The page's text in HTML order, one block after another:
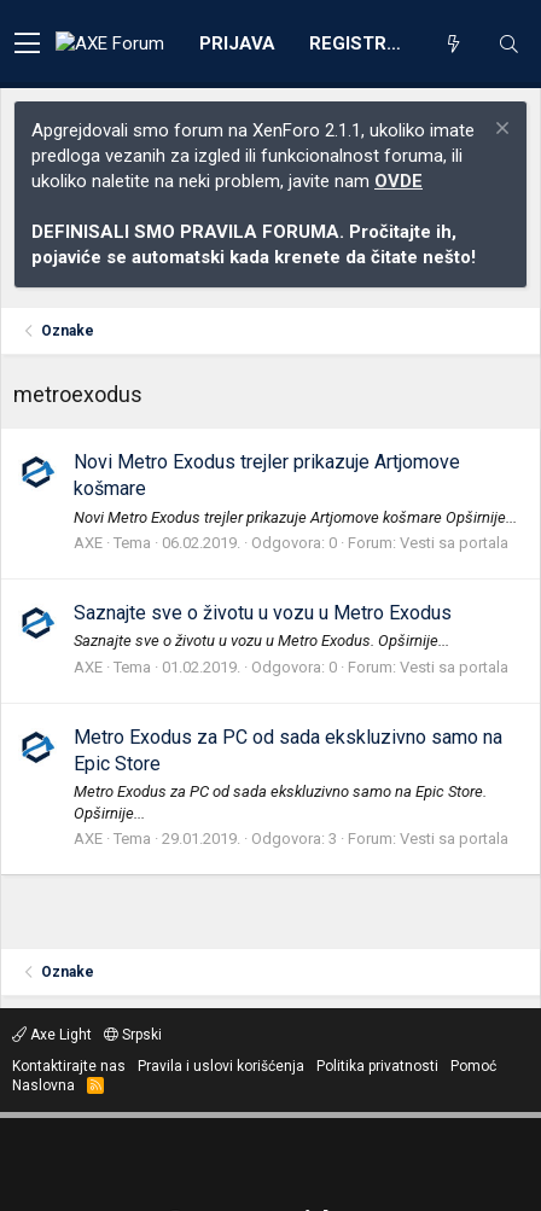
PRIJAVA REGISTRACIJA
Apgrejdovali smo forum na XenForo 2.1.1, ukoliko imate
predloga vezanih za izgled ili funkcionalnost foruma, ili
ukoliko naletite na neki problem, javite nam OVDE
DEFINISALI SMO PRAVILA FORUMA. Pročitajte ih,
pojaviće se automatski kada krenete da čitate nešto!
Oznake
metroexodus
Novi Metro Exodus trejler prikazuje Artjomove
košmare
Novi Metro Exodus trejler prikazuje Artjomove košmare Opširnije...
AXE Tema 06.02.2019. Odgovora: 0 Forum: Vesti sa portala
Saznajte sve o životu u vozu u Metro Exodus
Saznajte sve o životu u vozu u Metro Exodus. Opširnije...
AXE Tema 01.02.2019. Odgovora: 0 Forum: Vesti sa portala
Metro Exodus za PC od sada ekskluzivno samo na
Epic Store
Metro Exodus za PC od sada ekskluzivno samo na Epic Store.
Opširnije...
AXE Tema 29.01.2019. Odgovora: 3 Forum: Vesti sa portala
Oznake
Axe Light
Srpski
Kontaktirajte nas
Pravila i uslovi korišćenja Politika privatnosti
Pomoć
Naslovna
R
S